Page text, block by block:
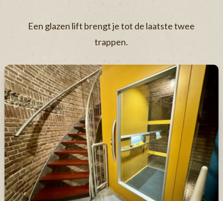
Een glazen lift brengt je tot de laatste twee
trappen.